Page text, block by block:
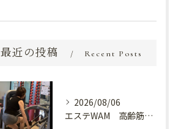
最近の投稿 Recent Posts
2026/08/06
エステWAM 高齢筋トレ